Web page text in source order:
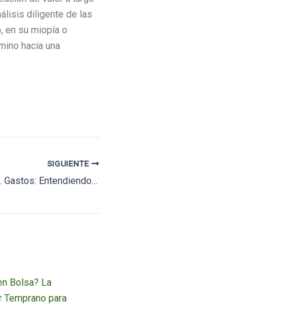
diligente de las
en su miopía o
hacia una
SIGUIENTE
Producción vs. Gastos: Entendiendo el Camino hacia el Ahorro y la Inversión